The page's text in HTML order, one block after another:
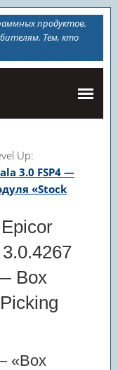
продуктов.
Тем, кто
Up:
3.0 FSP4 —
«Stock
Box
«Box